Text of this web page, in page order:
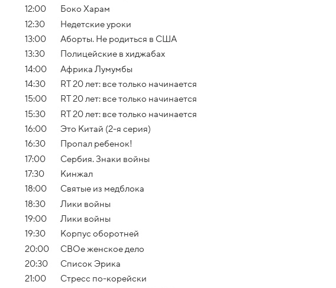
12:00
Боко Харам
12:30
Недетские уроки
13:00
Аборты. Не родиться в США
13:30
Полицейские в хиджабах
14:00
Африка Лумумбы
14:30
RT 20 лет: все только начинается
15:00
RT 20 лет: все только начинается
15:30
RT 20 лет: все только начинается
16:00
Это Китай (2-я серия)
16:30
Пропал ребенок!
17:00
Сербия. Знаки войны
17:30
Кинжал
18:00
Святые из медблока
18:30
Лики войны
19:00
Лики войны
19:30
Корпус оборотней
20:00
СВОе женское дело
20:30
Список Эрика
21:00
Стресс по-корейски